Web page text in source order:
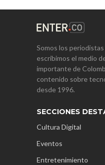
Somos los
escribimos el medio
importante de
contenido sobre
desde 1996.
SECCIONES
Cultura Digital
Eventos
Entretenimiento